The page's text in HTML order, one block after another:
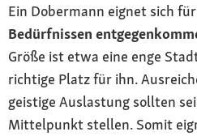
Ein Dobermann eignet sich
Bedürfnissen
Größe ist etwa eine enge
richtige Platz für ihn.
geistige Auslastung sollten
Mittelpunkt stellen. Somit